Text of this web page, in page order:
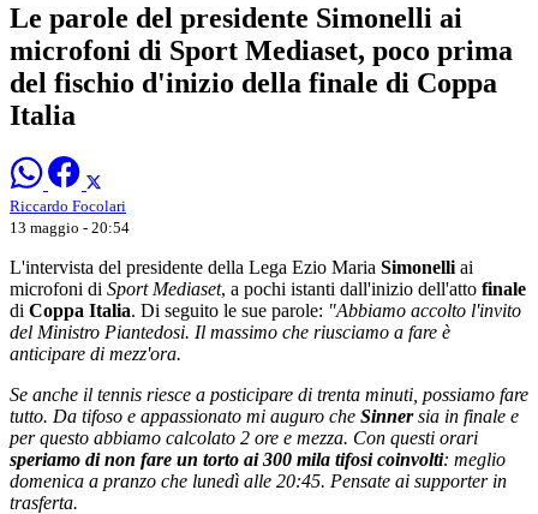
Le parole del presidente Simonelli ai
microfoni di Sport Mediaset, poco prima
del fischio d'inizio della finale di Coppa
Italia
Riccardo Focolari
13 maggio - 20:54
L'intervista del presidente della Lega Ezio Maria Simonelli ai
microfoni di Sport Mediaset, a pochi istanti dall'inizio dell'atto finale
di Coppa Italia. Di seguito le sue parole: "Abbiamo accolto l'invito
del Ministro Piantedosi. Il massimo che riusciamo a fare è
anticipare di mezz'ora.
Se anche il tennis riesce a posticipare di trenta minuti, possiamo fare
tutto. Da tifoso e appassionato mi auguro che Sinnersia in finale e
per questo abbiamo calcolato 2 ore e mezza. Con questi orari
speriamo di non fare un torto ai 300 mila tifosi coinvolti: meglio
domenica a pranzo che lunedì alle 20:45. Pensate ai supporter in
trasferta.